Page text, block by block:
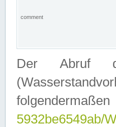
comment
Der Abruf
5932be6549ab/